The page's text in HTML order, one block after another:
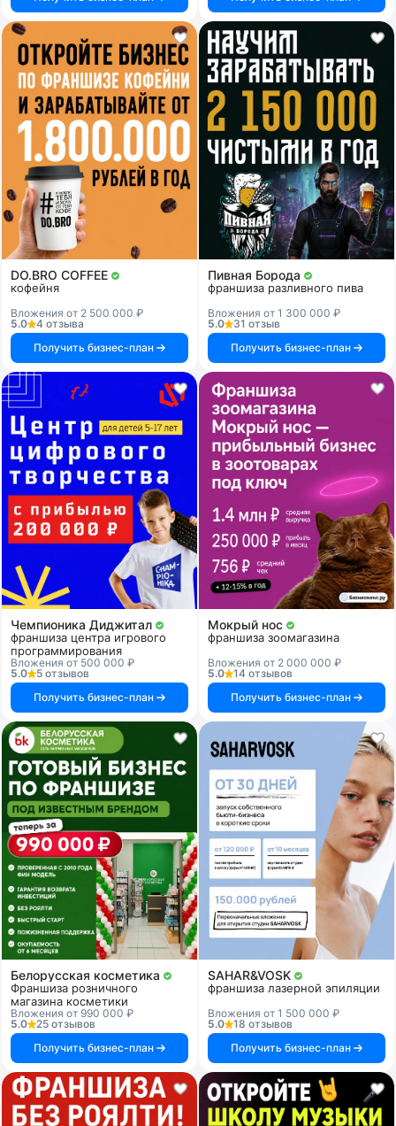
DO.BRO COFFEE
кофейня
Вложения от 2 500 000 ₽
5.0
4 отзыва
Получить бизнес-план
Пивная Борода
франшиза разливного пива
Вложения от 1 300 000 ₽
5.0
31 отзыв
Получить бизнес-план
Чемпионика Диджитал
франшиза центра игрового
программирования
Вложения от 500 000 ₽
5.0
5 отзывов
Получить бизнес-план
Мокрый нос
франшиза зоомагазина
Вложения от 2 000 000 ₽
5.0
14 отзывов
Получить бизнес-план
Белорусская косметика
Франшиза розничного
магазина косметики
Вложения от 990 000 ₽
5.0
25 отзывов
Получить бизнес-план
SAHAR&VOSK
франшиза лазерной эпиляции
Вложения от 1 500 000 ₽
5.0
18 отзывов
Получить бизнес-план